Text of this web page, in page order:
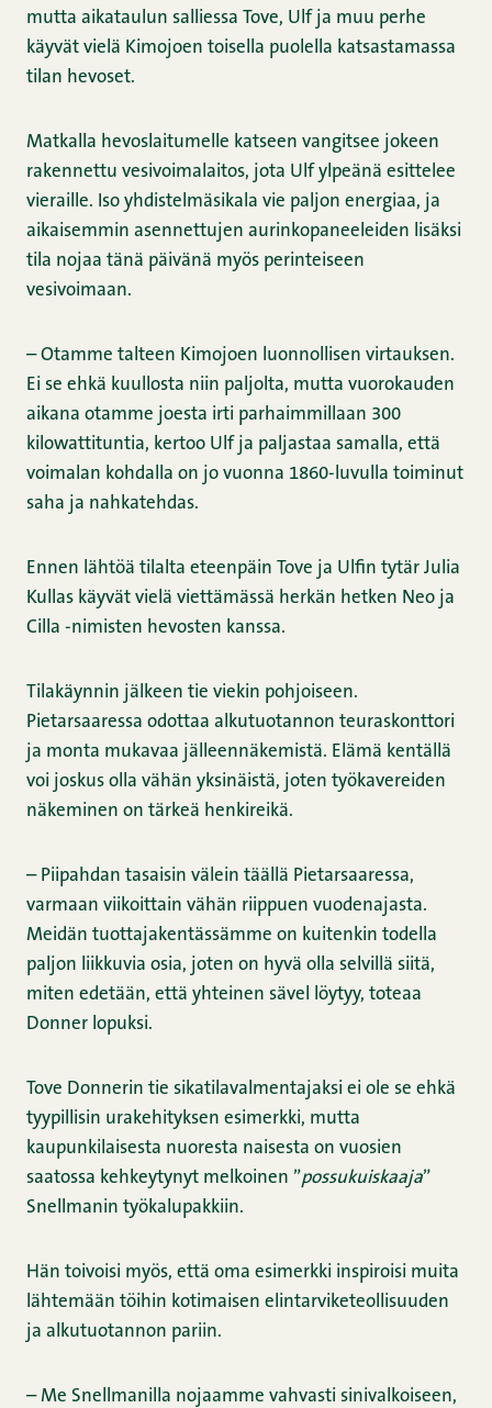
mutta aikataulun salliessa Tove, Ulf ja muu perhe
käyvät vielä Kimojoen toisella puolella katsastamassa
tilan hevoset.
Matkalla hevoslaitumelle katseen vangitsee jokeen
rakennettu vesivoimalaitos, jota Ulf ylpeänä esittelee
vieraille. Iso yhdistelmäsikala vie paljon energiaa, ja
aikaisemmin asennettujen aurinkopaneeleiden lisäksi
tila nojaa tänä päivänä myös perinteiseen
vesivoimaan.
– Otamme talteen Kimojoen luonnollisen virtauksen.
Ei se ehkä kuullosta niin paljolta, mutta vuorokauden
aikana otamme joesta irti parhaimmillaan 300
kilowattituntia, kertoo Ulf ja paljastaa samalla, että
voimalan kohdalla on jo vuonna 1860-luvulla toiminut
saha ja nahkatehdas.
Ennen lähtöä tilalta eteenpäin Tove ja Ulfin tytär Julia
Kullas käyvät vielä viettämässä herkän hetken Neo ja
Cilla -nimisten hevosten kanssa.
Tilakäynnin jälkeen tie viekin pohjoiseen.
Pietarsaaressa odottaa alkutuotannon teuraskonttori
ja monta mukavaa jälleennäkemistä. Elämä kentällä
voi joskus olla vähän yksinäistä, joten työkavereiden
näkeminen on tärkeä henkireikä.
– Piipahdan tasaisin välein täällä Pietarsaaressa,
varmaan viikoittain vähän riippuen vuodenajasta.
Meidän tuottajakentässämme on kuitenkin todella
paljon liikkuvia osia, joten on hyvä olla selvillä siitä,
miten edetään, että yhteinen sävel löytyy, toteaa
Donner lopuksi.
Tove Donnerin tie sikatilavalmentajaksi ei ole se ehkä
tyypillisin urakehityksen esimerkki, mutta
kaupunkilaisesta nuoresta naisesta on vuosien
saatossa kehkeytynyt melkoinen ”possukuiskaaja”
Snellmanin työkalupakkiin.
Hän toivoisi myös, että oma esimerkki inspiroisi muita
lähtemään töihin kotimaisen elintarviketeollisuuden
ja alkutuotannon pariin.
– Me Snellmanilla nojaamme vahvasti sinivalkoiseen,